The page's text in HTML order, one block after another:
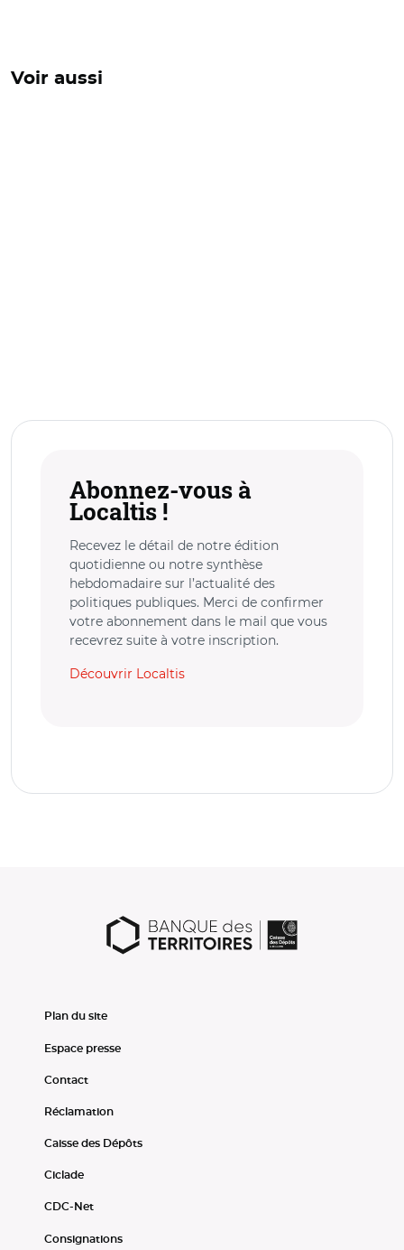
Voir aussi
Abonnez-vous à
Localtis !
Recevez le détail de notre édition
quotidienne ou notre synthèse
hebdomadaire sur l’actualité des
politiques publiques. Merci de confirmer
votre abonnement dans le mail que vous
recevrez suite à votre inscription.
Découvrir Localtis
Plan du site
Espace presse
Contact
Réclamation
Caisse des Dépôts
Ciclade
CDC-Net
Consignations